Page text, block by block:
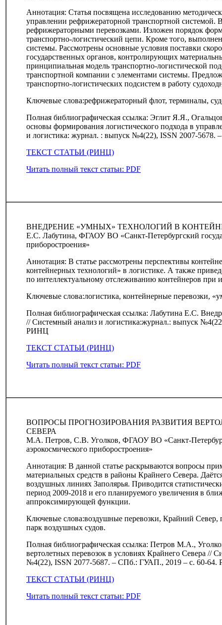
Аннотация: Статья посвящена исследованию
управлении рефрижераторной транспортной
рефрижераторными перевозками. Изложен порядок
транспортно-логистический цепи. Кроме того,
системы. Рассмотрены основные условия поставки
государственных органов, контролирующих
принципиальная модель транспортно-логистической
транспортной компании с элементами системы.
транспортно-логистических подсистем в работу
Ключевые слова:рефрижераторный флот, терминалы,
Полная библиографическая ссылка: Эглит Я.Я.,
основы формирования логистического подхода в
и логистика: журнал. : выпуск №4(22), ISSN 2007-
ТЕКСТ СТАТЬИ (РИНЦ)
Читать полный текст статьи: PDF
ВНЕДРЕНИЕ «УМНЫХ» ТЕХНОЛОГИЙ В
Е.С. Лабутина, ФГАОУ ВО «Санкт-Петербургский
приборостроения»
Аннотация: В статье рассмотрены перспективы
контейнерных технологий» в логистике. А также
по интеллектуальному отслеживанию контейнеров при
Ключевые слова:логистика, контейнерные перевозки,
Полная библиографическая ссылка: Лабутина Е.С.
// Системный анализ и логистика:журнал.: выпуск
РИНЦ
ТЕКСТ СТАТЬИ (РИНЦ)
Читать полный текст статьи: PDF
ВОПРОСЫ ПРОГНОЗИРОВАНИЯ РАЗВИТИЯ
СЕВЕРА
М.А. Петров, С.В. Уголков, ФГАОУ ВО «Санкт-
аэрокосмического приборостроения»
Аннотация: В данной статье раскрываются вопросы
материальных средств в районы Крайнего Севера.
воздушных линиях Заполярья. Приводится
период 2009-2018 и его планируемого увеличения в
аппроксимирующей функции.
Ключевые слова:воздушные перевозки, Крайний Север,
парк воздушных судов.
Полная библиографическая ссылка: Петров М.А.,
вертолетных перевозок в условиях Крайнего Севера //
№4(22), ISSN 2077-5687. – СПб.: ГУАП., 2019 – с. 60-
ТЕКСТ СТАТЬИ (РИНЦ)
Читать полный текст статьи: PDF